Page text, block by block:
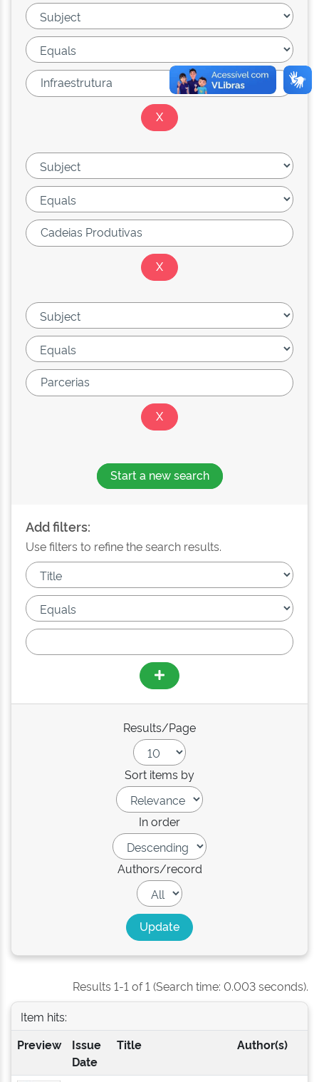
Start a new search
Add filters:
Use filters to refine the search results.
Results/Page
Sort items by
In order
Authors/record
Results 1-1 of 1 (Search time: 0.003 seconds).
Item hits:
Preview
Issue
Date
Title Author(s)